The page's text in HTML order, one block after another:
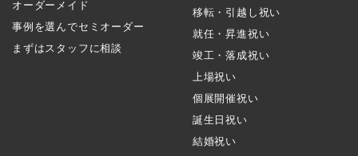
オーダーメイド
事例を選んでセミオーダー
まずはスタッフに相談
移転・引越し祝い
就任・昇進祝い
竣工・落成祝い
上場祝い
個展開催祝い
誕生日祝い
結婚祝い